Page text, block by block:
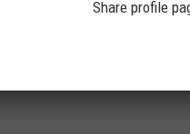
Share profile